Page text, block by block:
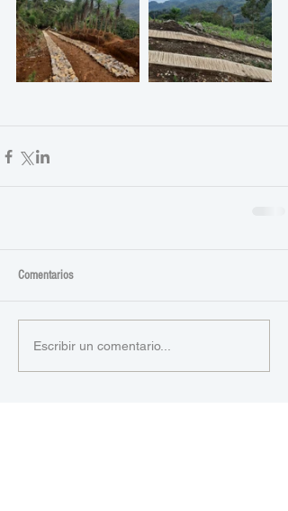
Comentarios
Escribir un comentario...